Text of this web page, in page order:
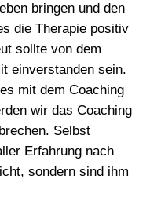
bringen und den
die Therapie positiv
sollte von dem
einverstanden sein.
mit dem Coaching
wir das Coaching
Selbst
Erfahrung nach
sondern sind ihm